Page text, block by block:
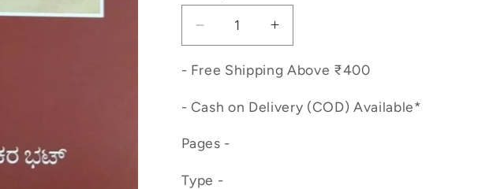
Decrease
quantity
for
ಬೇಕು
ಕನ್ನಡದ್ದೇ
Increase
quantity
for
ಬೇಕು
- Free Shipping Above ₹400
- Cash on Delivery (COD) Available*
Pages -
Type -